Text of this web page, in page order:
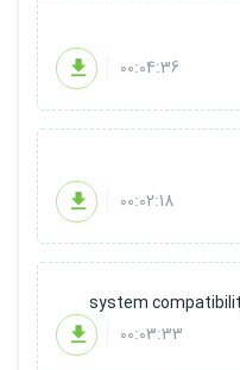
00:04:36
00:02:18
00:03:33